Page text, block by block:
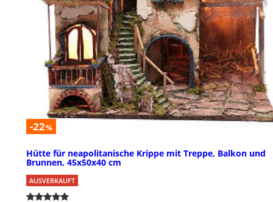
-22%
Hütte für neapolitanische Krippe mit Treppe, Balkon und
Brunnen, 45x50x40 cm
AUSVERKAUFT